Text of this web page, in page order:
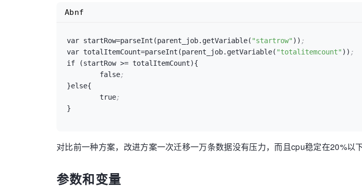
var startRow=parseInt(parent_job.getVariable( "startrow" )) ;
var totalItemCount=parseInt(parent_job.getVariable( "totalitemcount" )) ;
if (startRow >= totalItemCount){
	false
;
}else{
	true
;
Abnf
对比前一种方案，改进方案一次迁移一万条数据没有压力，而且cpu稳定在20%以下
参数和变量